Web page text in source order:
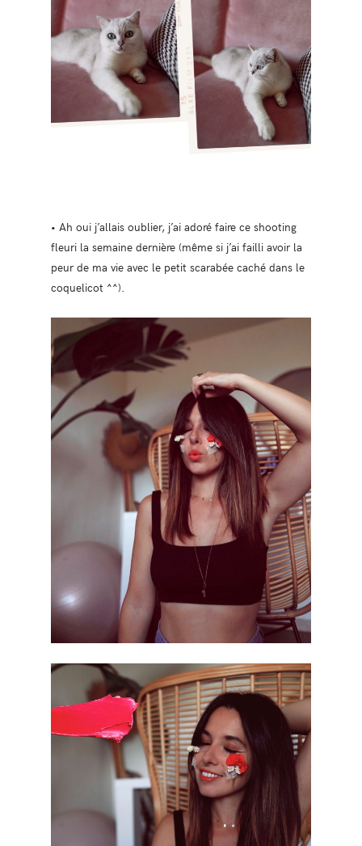
• Ah oui j’allais oublier, j’ai adoré faire ce shooting
fleuri la semaine dernière (même si j’ai failli avoir la
peur de ma vie avec le petit scarabée caché dans le
coquelicot ^^).